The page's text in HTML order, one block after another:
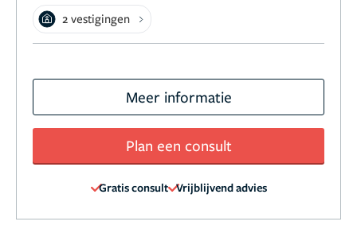
2 vestigingen
Meer informatie
Plan een consult
Gratis consult Vrijblijvend advies